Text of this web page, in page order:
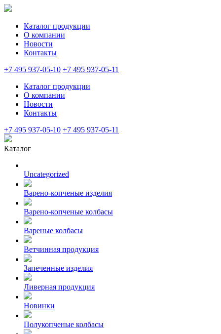
Каталог продукции
О компании
Новости
Контакты
+7 495 937-05-10 +7 495 937-05-11
Каталог продукции
О компании
Новости
Контакты
+7 495 937-05-10 +7 495 937-05-11
Каталог
Uncategorized
Варено-копченые изделия
Варено-копченые колбасы
Вареные колбасы
Ветчинная продукция
Запеченные изделия
Ливерная продукция
Новинки
Полукопченые колбасы